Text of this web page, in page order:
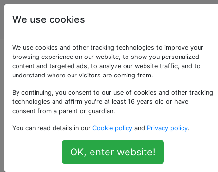
impression
en 3D
Dimension SST
Printer Pièces
cassées
Mon entreprise a une vieille imprimante
Dimension SST hors service en raison de
quelques pièces cassées. J'ai contacté les
We use cookies
We use cookies and other tracking technologies to improve your
browsing experience on our website, to show you personalized
content and targeted ads, to analyze our website traffic, and to
understand where our visitors are coming from.
By continuing, you consent to our use of cookies and other tracking
technologies and affirm you're at least 16 years old or have
consent from a parent or guardian.
You can read details in our Cookie policy and Privacy policy.
OK, enter website!